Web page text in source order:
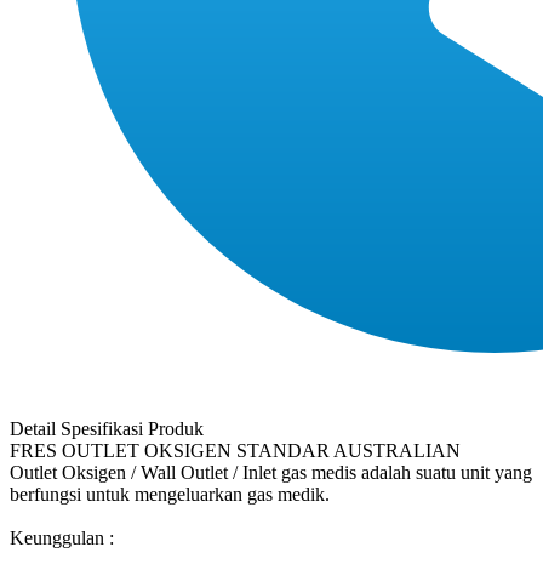
Detail Spesifikasi Produk
FRES OUTLET OKSIGEN STANDAR AUSTRALIAN
Outlet Oksigen / Wall Outlet / Inlet gas medis adalah suatu unit yang
berfungsi untuk mengeluarkan gas medik.
Keunggulan :